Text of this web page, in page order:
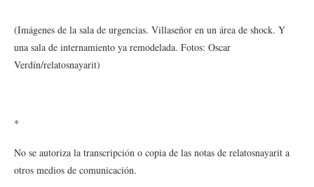
(Imágenes de la sala de urgencias. Villaseñor en un área de shock. Y
una sala de internamiento ya remodelada. Fotos: Oscar
Verdín/relatosnayarit)
*
No se autoriza la transcripción o copia de las notas de relatosnayarit a
otros medios de comunicación.